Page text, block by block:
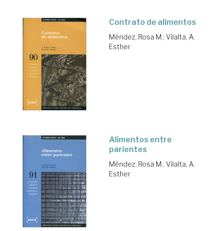
Contrato de alimentos
Méndez, Rosa M.; Vilalta, A.
Esther
Alimentos entre
parientes
Méndez, Rosa M.; Vilalta, A.
Esther